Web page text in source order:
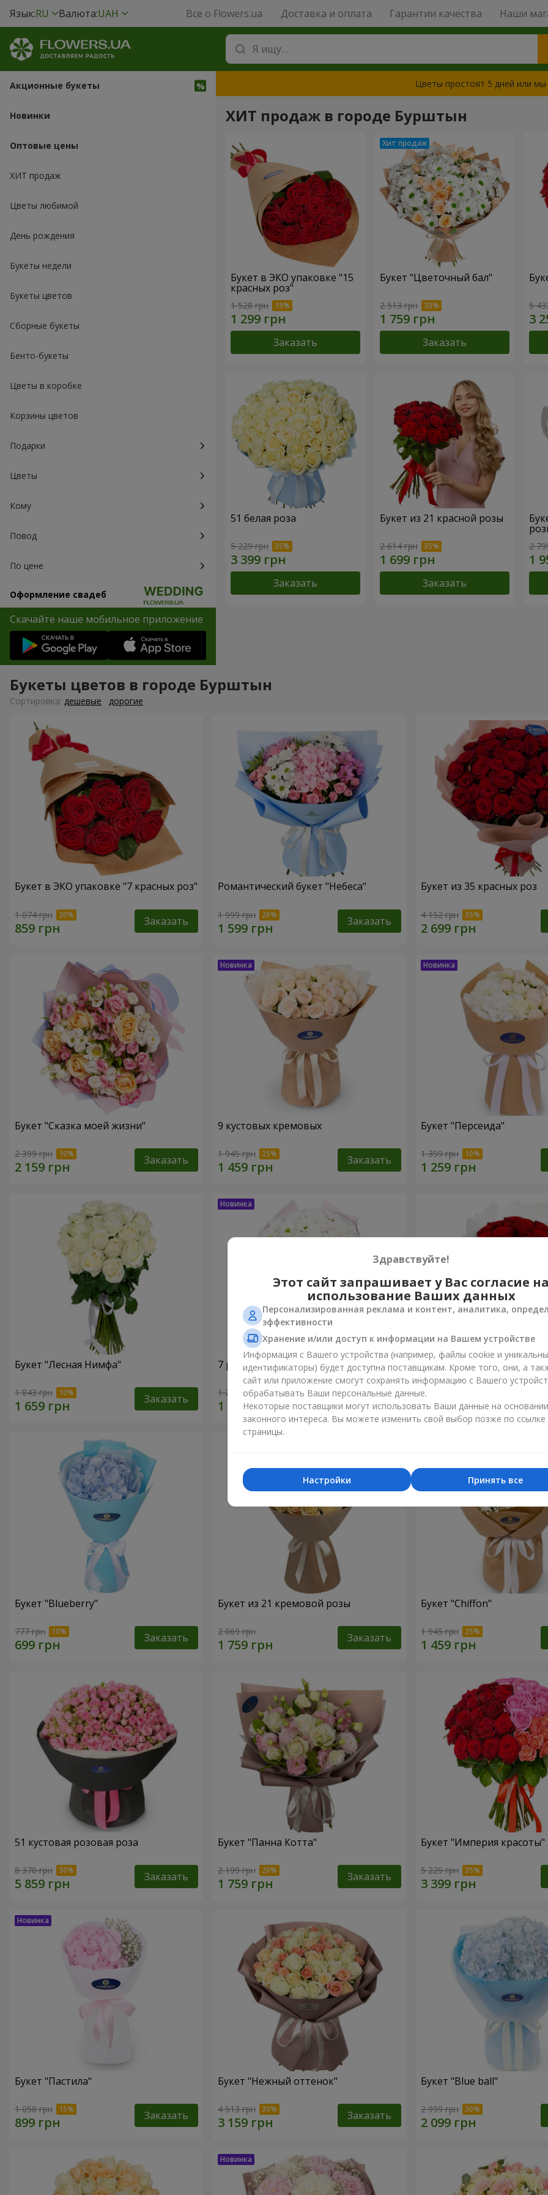
Язык:RU Валюта:UAH Все о Flowers.ua Доставка и оплата Гарантии качества Наши
Акционные букеты
Новинки
Оптовые цены
ХИТ продаж
Цветы любимой
День рождения
Букеты недели
Букеты цветов
Сборные букеты
Бенто-букеты
Цветы в коробке
Корзины цветов
Подарки
Цветы
Кому
Повод
По цене
Оформление свадеб
Скачайте наше мобильное приложение
Цветы простоят 5 дней или мы
ХИТ продаж в городе Бурштын
Букет в ЭКО упаковке "15
красных роз"
1 528 грн
Заказать
Букет "Цветочный бал"
2 513 грн
Заказать
5
51 белая роза
5 229 грн
Заказать
Букет из 21 красной розы
2 614 грн
Заказать
2
Букеты цветов в городе Бурштын
Cортировка: дешевые дорогие
Букет в ЭКО упаковке "7 красных роз"
1 074 грн Заказать
Романтический букет "Небеса"
1 999 грн Заказать
Букет из 35 красных роз
4 152 грн
Букет "Сказка моей жизни"
2 399 грн Заказать
9 кустовых кремовых
1 945 грн Заказать
Букет "Персеида"
1 399 грн
Букет "Лесная Нимфа"
1 843 грн Заказать
7 ромашковых хризантем
1 293 грн Заказать
Монобукет из 11 красных
1 374 грн
Букет "Blueberry"
777 грн Заказать
Букет из 21 кремовой розы
2 069 грн Заказать
Букет "Chiffon"
1 945 грн
51 кустовая розовая роза
8 370 грн Заказать
Букет "Панна Котта"
2 199 грн Заказать
Букет "Империя красоты"
5 229 грн
Букет "Пастила"
1 058 грн Заказать
Букет "Нежный оттенок"
4 513 грн Заказать
Букет "Blue ball"
2 999 грн
Здравствуйте!
Этот сайт запрашивает у Вас согласие на
использование Ваших данных
Персонализированная реклама и контент, аналитика,
эффективности
Хранение и/или доступ к информации на Вашем устройстве
Информация с Вашего устройства (например, файлы cookie и
идентификаторы) будет доступна поставщикам. Кроме того, они, а
сайт или приложение смогут сохранять информацию с Вашего
обрабатывать Ваши персональные данные.
Некоторые поставщики могут использовать Ваши данные на основании
законного интереса. Вы можете изменить свой выбор позже по ссылке
страницы.
Принять все
Настройки